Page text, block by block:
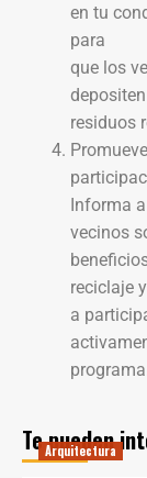
en tu
para
que los
residuos
Informa
vecinos
reciclaje
a
Te pueden
Arquitectura